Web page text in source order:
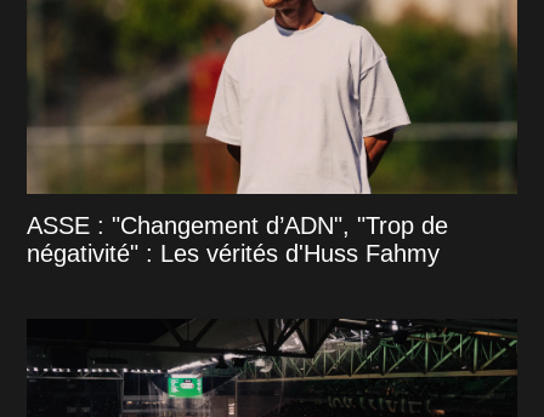
ASSE : "Changement d’ADN", "Trop de
négativité" : Les vérités d'Huss Fahmy